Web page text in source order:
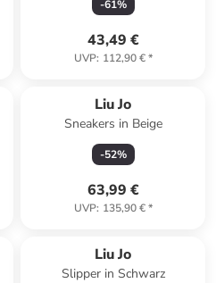
-61%
43,49 €
UVP: 112,90 €*
Liu Jo
Sneakers in Beige
-52%
63,99 €
UVP: 135,90 €*
Liu Jo
Slipper in Schwarz